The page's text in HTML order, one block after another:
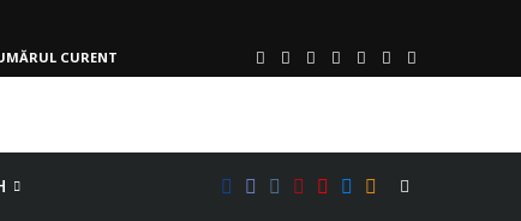
CURENT